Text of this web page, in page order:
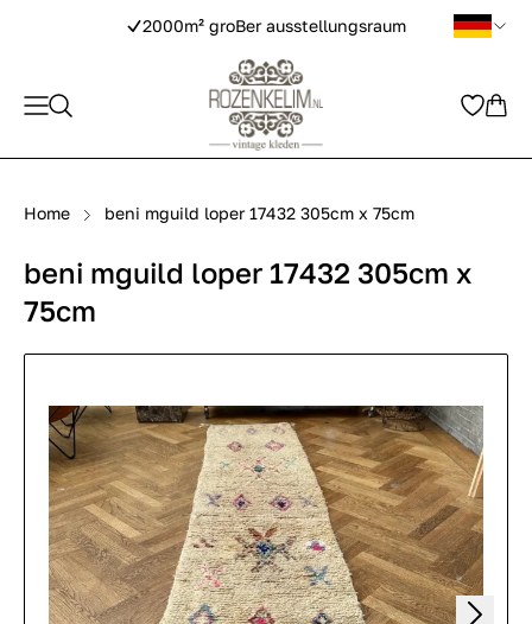
2000m² groBer ausstellungsraum
Home beni mguild loper 17432 305cm x 75cm
beni mguild loper 17432 305cm x
75cm